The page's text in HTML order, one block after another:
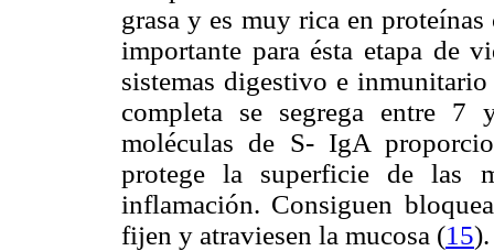
grasa y es muy rica en
importante para ésta etapa de
sistemas digestivo e
completa se segrega entre
moléculas de S- IgA
protege la superficie de las
inflamación. Consiguen
fijen y atraviesen la mucosa (15).